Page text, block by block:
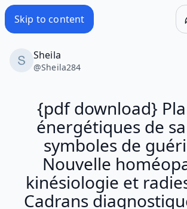
Skip to content
Sheila
@Sheila284
{pdf download}
énergétiques de
symboles de
Nouvelle
kinésiologie et
Cadrans